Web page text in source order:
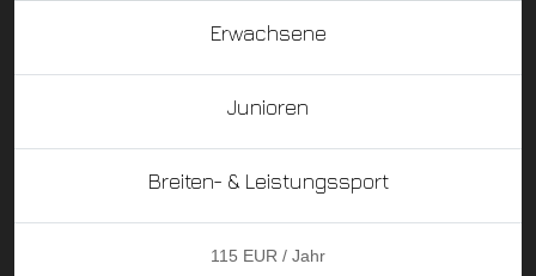
Erwachsene
Junioren
Breiten- & Leistungssport
115 EUR / Jahr